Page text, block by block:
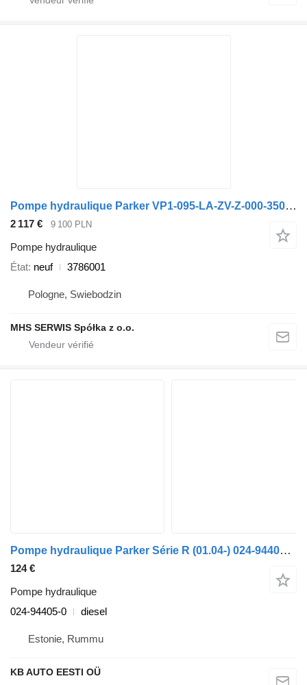
Pompe hydraulique Parker VP1-095-LA-ZV-Z-000-350/25 3786001 pour camion
2 117 € 9 100 PLN
Pompe hydraulique
État neuf 3786001
Pologne, Swiebodzin
MHS SERWIS Spółka z o.o.
Pompe hydraulique Parker Série R (01.04-) 024-94405-0 pour camion Scania P,G,R,T-series (2004-2017)
124 €
Pompe hydraulique
024-94405-0
diesel
Estonie, Rummu
KB AUTO EESTI OÜ